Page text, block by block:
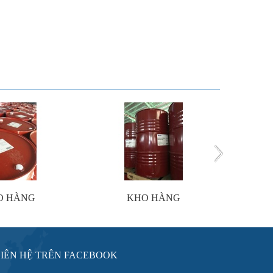
HÀNG KHO HÀNG
HỆ TRÊN FACEBOOK